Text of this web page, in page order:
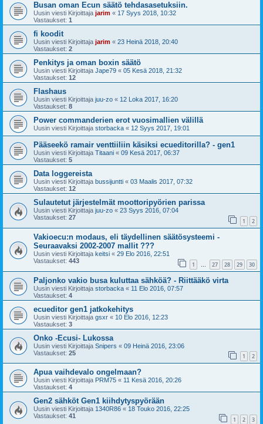
Busan oman Ecun säätö tehdasasetuksiin.
Uusin viesti Kirjoittaja jarim « 17 Syys 2018, 10:32
Vastaukset: 1
fi koodit
Uusin viesti Kirjoittaja jarim « 23 Heinä 2018, 20:40
Vastaukset: 2
Penkitys ja oman boxin säätö
Uusin viesti Kirjoittaja Jape79 « 05 Kesä 2018, 21:32
Vastaukset: 12
Flashaus
Uusin viesti Kirjoittaja juu-zo « 12 Loka 2017, 16:20
Vastaukset: 8
Power commanderien erot vuosimallien välillä
Uusin viesti Kirjoittaja storbacka « 12 Syys 2017, 19:01
Pääseekö ramair venttiiliin käsiksi ecueditorilla? - gen1
Uusin viesti Kirjoittaja Titaani « 09 Kesä 2017, 06:37
Vastaukset: 5
Data loggereista
Uusin viesti Kirjoittaja bussijuntti « 03 Maalis 2017, 07:32
Vastaukset: 12
Sulautetut järjestelmät moottoripyörien parissa
Uusin viesti Kirjoittaja juu-zo « 23 Syys 2016, 07:04
Vastaukset: 27 1 2
Vakioecu:n modaus, eli täydellinen säätösysteemi -
Seuraavaksi 2002-2007 mallit ???
Uusin viesti Kirjoittaja keitsi « 29 Elo 2016, 22:51
Vastaukset: 443 1 … 27 28 29 30
Paljonko vakio busa kuluttaa sähköä? - Riittääkö virta
Uusin viesti Kirjoittaja storbacka « 11 Elo 2016, 07:57
Vastaukset: 4
ecueditor gen1 jatkokehitys
Uusin viesti Kirjoittaja gsxr « 10 Elo 2016, 12:23
Vastaukset: 3
Onko -Ecusi- Lukossa
Uusin viesti Kirjoittaja Snipers « 09 Heinä 2016, 23:06
Vastaukset: 25 1 2
Apua vaihdevalo ongelmaan?
Uusin viesti Kirjoittaja PRM75 « 11 Kesä 2016, 20:26
Vastaukset: 4
Gen2 sähköt Gen1 kiihdytyspyörään
Uusin viesti Kirjoittaja 1340R86 « 18 Touko 2016, 22:25
Vastaukset: 41 1 2 3